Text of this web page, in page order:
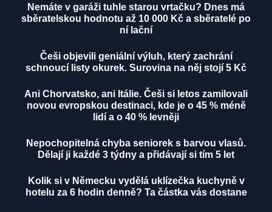
Nemáte v garáži tuhle starou vrtačku? Dnes má
sběratelskou hodnotu až 10 000 Kč a sběratelé po
ní lační
Češi objevili geniální výluh, který zachrání
schnoucí listy okurek. Surovina na něj stojí 5 Kč
Ani Chorvatsko, ani Itálie. Češi si letos zamilovali
novou evropskou destinaci, kde je o 45 % méně
lidí a o 40 % levněji
Nepochopitelná chyba seniorek s barvou vlasů.
Dělají ji každé 3 týdny a přidávají si tím 5 let
Kolik si v Německu vydělá uklízečka kuchyně v
hotelu za 6 hodin denně? Ta částka vás dostane